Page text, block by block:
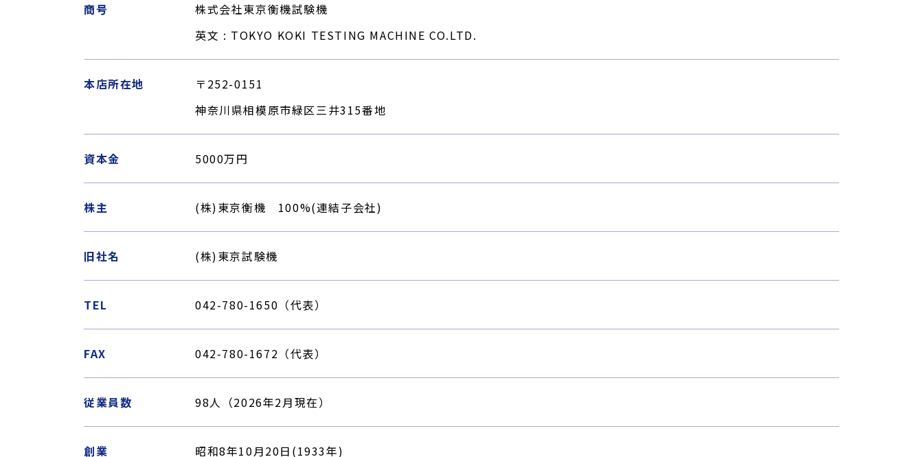
商号
株式会社東京衡機試験機
英文 : TOKYO KOKI TESTING MACHINE CO.LTD.
本店所在地
〒252-0151
神奈川県相模原市緑区三井315番地
資本金 5000万円
株主 (株)東京衡機 100%(連結子会社)
旧社名 (株)東京試験機
TEL 042-780-1650（代表）
FAX 042-780-1672（代表）
従業員数 98人（2026年2月現在）
創業 昭和8年10月20日(1933年)